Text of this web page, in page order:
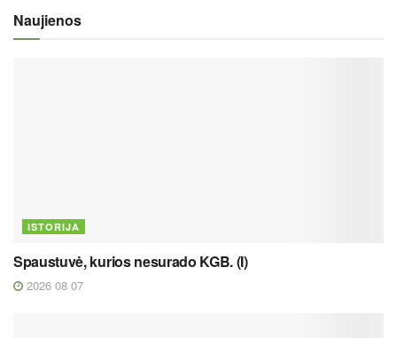
Naujienos
ISTORIJA
Spaustuvė, kurios nesurado KGB. (I)
2026 08 07